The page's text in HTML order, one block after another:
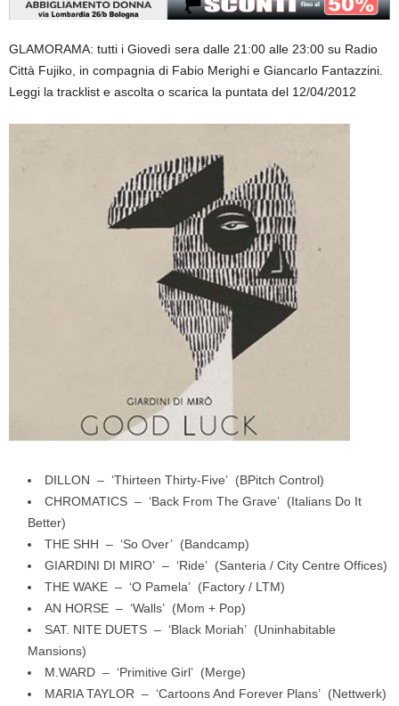
GLAMORAMA: tutti i Giovedì sera dalle 21:00 alle 23:00 su Radio
Città Fujiko, in compagnia di Fabio Merighi e Giancarlo Fantazzini.
Leggi la tracklist e ascolta o scarica la puntata del 12/04/2012
DILLON – ‘Thirteen Thirty-Five’ (BPitch Control)
CHROMATICS – ‘Back From The Grave’ (Italians Do It
Better)
THE SHH – ‘So Over’ (Bandcamp)
GIARDINI DI MIRO’ – ‘Ride’ (Santeria / City Centre Offices)
THE WAKE – ‘O Pamela’ (Factory / LTM)
AN HORSE – ‘Walls’ (Mom + Pop)
SAT. NITE DUETS – ‘Black Moriah’ (Uninhabitable
Mansions)
M.WARD – ‘Primitive Girl’ (Merge)
MARIA TAYLOR – ‘Cartoons And Forever Plans’ (Nettwerk)